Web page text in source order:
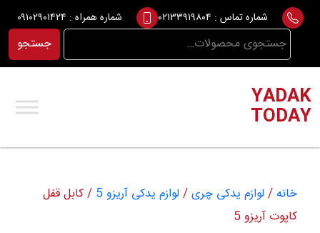
Skip
content
شماره تماس : ۰۲۱۳۳۹۱۹۸۰۴ شماره همراه : ۰۹۱۰۲۹۰۱۴۲۴
جستجو
برای:
جستجو
YADAK
TODAY
خانه / لوازم یدکی چری/ لوازم یدکی آریزو 5
/ کابل قفل
کاپوت آریزو 5